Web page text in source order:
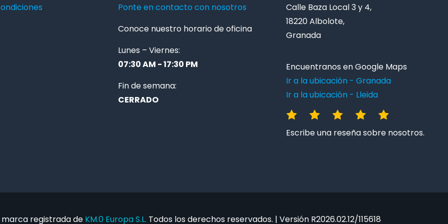
Ponte en contacto con nosotros
Conoce nuestro horario de oficina
Lunes – Viernes:
07:30 AM - 17:30 PM
Fin de semana:
CERRADO
Calle Baza Local 3 y 4,
18220 Albolote,
Granada
Encuentranos en Google Maps
Ir a la ubicación - Granada
Ir a la ubicación - Lleida
Escribe una reseña sobre nosotros.
registrada de KM.0 Europa S.L. Todos los derechos reservados. | Versión R2026.02.12/115618